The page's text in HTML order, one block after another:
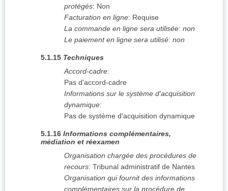
protégés: Non
Facturation en ligne: Requise
La commande en ligne sera utilisée: non
Le paiement en ligne sera utilisé: non
5.1.15 Techniques
Accord-cadre:
Pas d'accord-cadre
Informations sur le système d'acquisition
dynamique:
Pas de système d'acquisition dynamique
5.1.16 Informations complémentaires,
médiation et réexamen
Organisation chargée des procédures de
recours: Tribunal administratif de Nantes
Organisation qui fournit des informations
complémentaires sur la procédure de